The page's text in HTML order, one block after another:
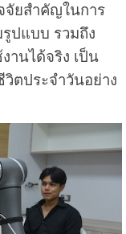
จัยสำคัญในการ
ปแบบ รวมถึง
านได้จริง เป็น
ตประจำวันอย่าง